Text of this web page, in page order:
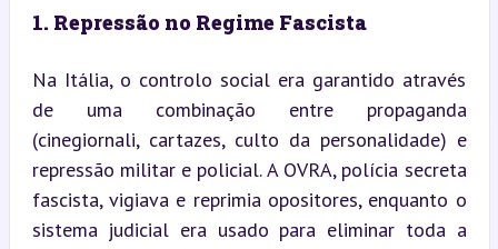
1. Repressão no Regime Fascista
Na Itália, o controlo social era garantido através
de uma combinação entre propaganda
(cinegiornali, cartazes, culto da personalidade) e
repressão militar e policial. A OVRA, polícia secreta
fascista, vigiava e reprimia opositores, enquanto o
sistema judicial era usado para eliminar toda a